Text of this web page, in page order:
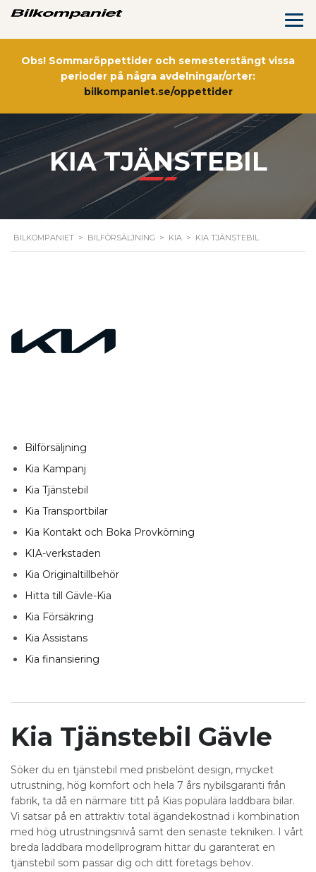
Obs! Sommaröppettider och semesterstängt vissa
perioder på några avdelningar/orter:
bilkompaniet.se/oppettider
KIA TJÄNSTEBIL
BILKOMPANIET > BILFÖRSÄLJNING > KIA > KIA TJÄNSTEBIL
Bilförsäljning
Kia Kampanj
Kia Tjänstebil
Kia Transportbilar
Kia Kontakt och Boka Provkörning
KIA-verkstaden
Kia Originaltillbehör
Hitta till Gävle-Kia
Kia Försäkring
Kia Assistans
Kia finansiering
Kia Tjänstebil Gävle
Söker du en tjänstebil med prisbelönt design, mycket
utrustning, hög komfort och hela 7 års nybilsgaranti från
fabrik, ta då en närmare titt på Kias populära laddbara bilar.
Vi satsar på en attraktiv total ägandekostnad i kombination
med hög utrustningsnivå samt den senaste tekniken. I vårt
breda laddbara modellprogram hittar du garanterat en
tjänstebil som passar dig och ditt företags behov.